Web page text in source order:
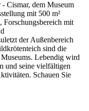
Cismar, dem Museum
mit 500 m²
Forschungsbereich mit
der Außenbereich
sind die
Lebendig wird
und seine vielfältigen
Schauen Sie